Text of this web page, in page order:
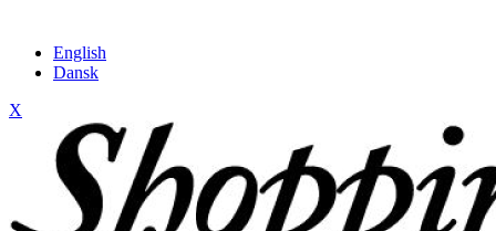
English
Dansk
X